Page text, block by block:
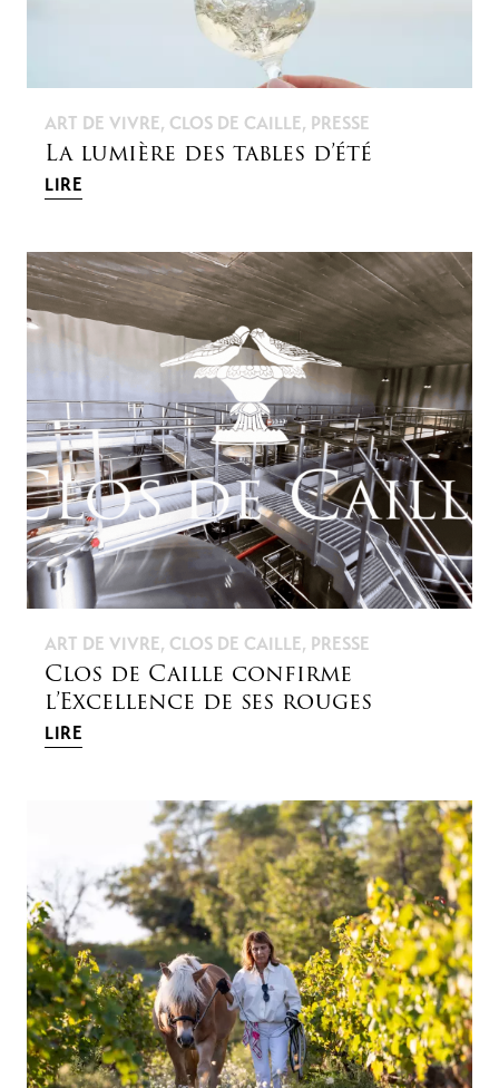
ART DE VIVRE, CLOS DE CAILLE, PRESSE
La lumière des tables d’été
LIRE
ART DE VIVRE, CLOS DE CAILLE, PRESSE
Clos de Caille confirme
l’Excellence de ses rouges
LIRE